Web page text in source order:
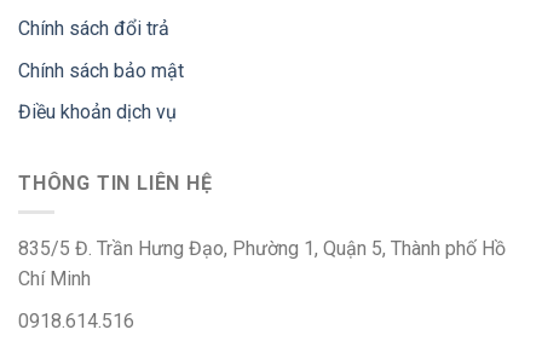
Chính sách đổi trả
Chính sách bảo mật
Điều khoản dịch vụ
THÔNG TIN LIÊN HỆ
835/5 Đ. Trần Hưng Đạo, Phường 1, Quận 5, Thành phố Hồ
Chí Minh
0918.614.516